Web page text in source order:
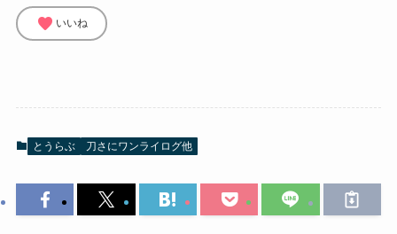
favorite いいね
とうらぶ 刀さにワンライログ他